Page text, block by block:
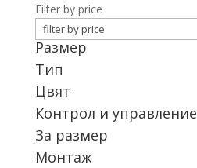
Filter by price
Размер
Тип
Цвят
Контрол и управление
За размер
Монтаж